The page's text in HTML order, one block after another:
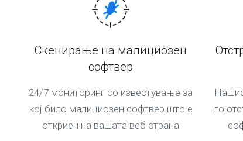
Скенирање на малициозен
софтвер
24/7 мониторинг со известување за
кој било малициозен софтвер што е
откриен на вашата веб страна
го